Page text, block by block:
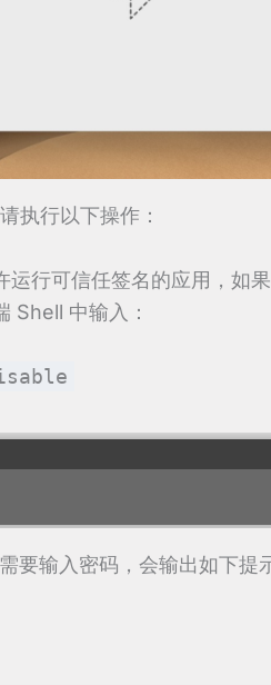
执行以下操作：
运行可信任签名的应用，如
Shell 中输入：
要输入密码，会输出如下提